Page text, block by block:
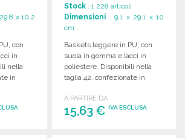
x 10.2
con
in
nella
in
Stock : 1 228 articoli
Dimensioni : 9.1 x 29.1 x 10
cm
Baskets leggere in PU, con
suola in gomma e lacci in
poliestere. Disponibili nella
taglia 42, confezionate in
A PARTIRE DA
15,63 €IVA ESCLUSA